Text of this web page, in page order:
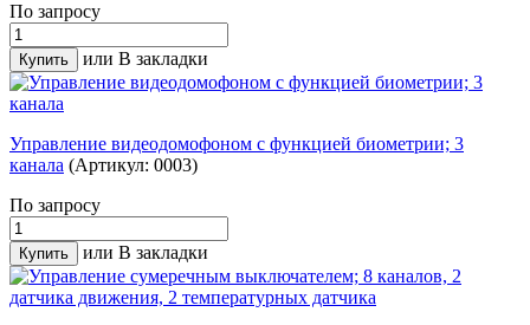
По запросу
или В закладки
Управление видеодомофоном с функцией биометрии; 3
канала (Артикул: 0003)
По запросу
или В закладки